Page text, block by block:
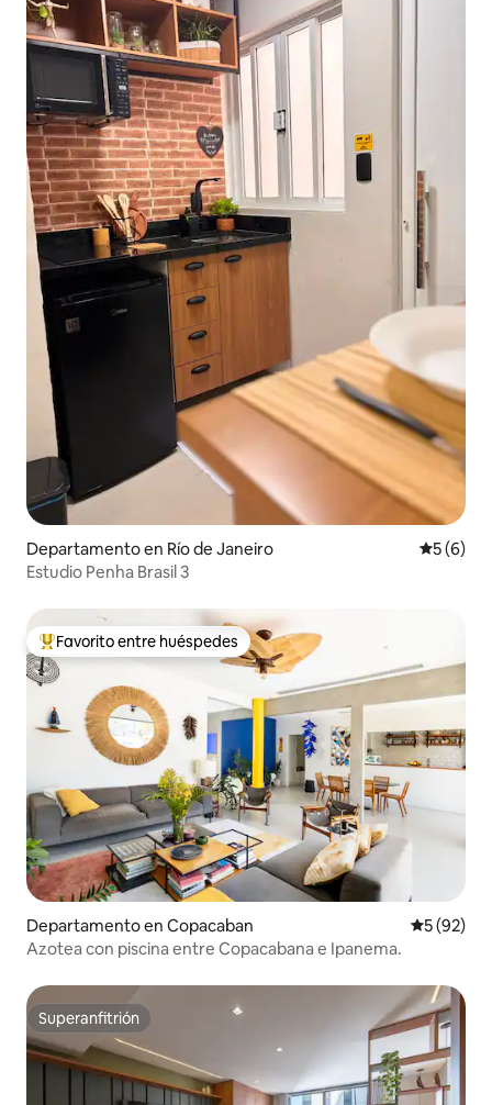
Departamento en Río de Janeiro
5 (6)
Estudio Penha Brasil 3
De los mejores en Favorito entre huéspedes
Favorito entre huéspedes
Departamento en Copacaban
5 (92)
Azotea con piscina entre Copacabana e Ipanema.
Superanfitrión
Superanfitrión